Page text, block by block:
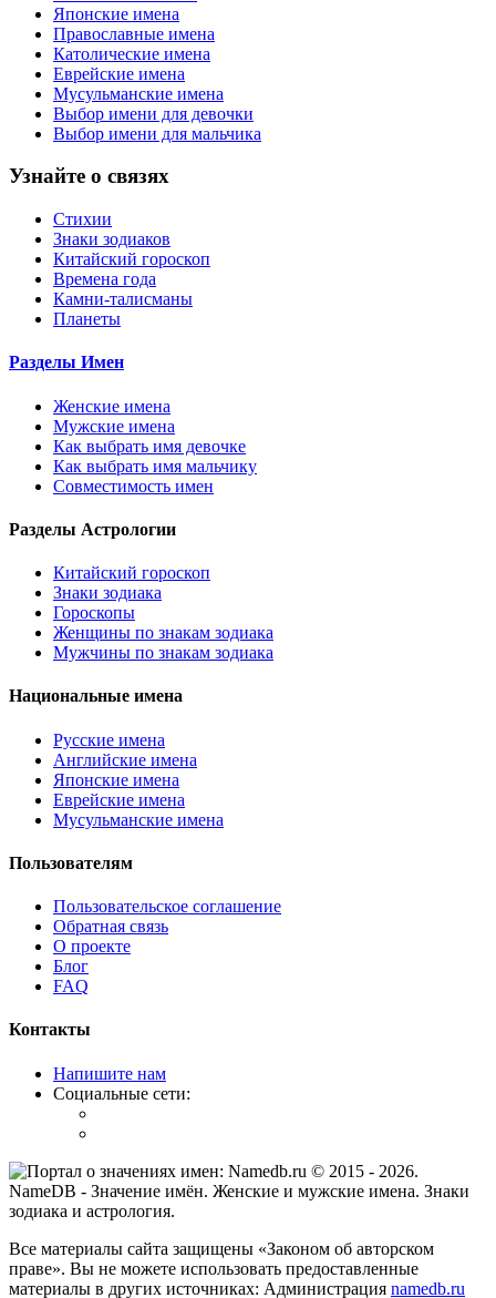
Японские имена
Православные имена
Католические имена
Еврейские имена
Мусульманские имена
Выбор имени для девочки
Выбор имени для мальчика
Узнайте о связях
Стихии
Знаки зодиаков
Китайский гороскоп
Времена года
Камни-талисманы
Планеты
Разделы Имен
Женские имена
Мужские имена
Как выбрать имя девочке
Как выбрать имя мальчику
Совместимость имен
Разделы Астрологии
Китайский гороскоп
Знаки зодиака
Гороскопы
Женщины по знакам зодиака
Мужчины по знакам зодиака
Национальные имена
Русские имена
Английские имена
Японские имена
Еврейские имена
Мусульманские имена
Пользователям
Пользовательское соглашение
Обратная связь
О проекте
Блог
FAQ
Контакты
Напишите нам
Социальные сети:
© 2015 - 2026.
NameDB - Значение имён. Женские и мужские имена. Знаки
зодиака и астрология.
Все материалы сайта защищены «Законом об авторском
праве». Вы не можете использовать предоставленные
материалы в других источниках: Администрация namedb.ru